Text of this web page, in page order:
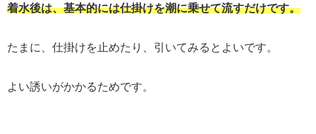
着水後は、基本的には仕掛けを潮に乗せて流すだけです。
たまに、仕掛けを止めたり、引いてみるとよいです。
よい誘いがかかるためです。